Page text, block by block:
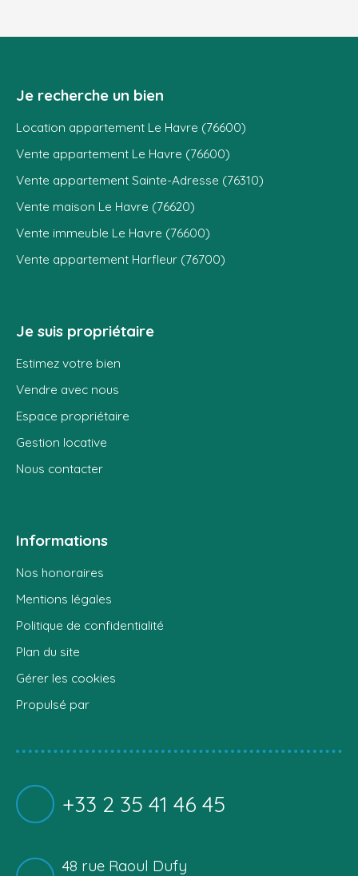
Je recherche un bien
Location appartement Le Havre (76600)
Vente appartement Le Havre (76600)
Vente appartement Sainte-Adresse (76310)
Vente maison Le Havre (76620)
Vente immeuble Le Havre (76600)
Vente appartement Harfleur (76700)
Je suis propriétaire
Estimez votre bien
Vendre avec nous
Espace propriétaire
Gestion locative
Nous contacter
Informations
Nos honoraires
Mentions légales
Politique de confidentialité
Plan du site
Gérer les cookies
Propulsé par
+33 2 35 41 46 45
48 rue Raoul Dufy